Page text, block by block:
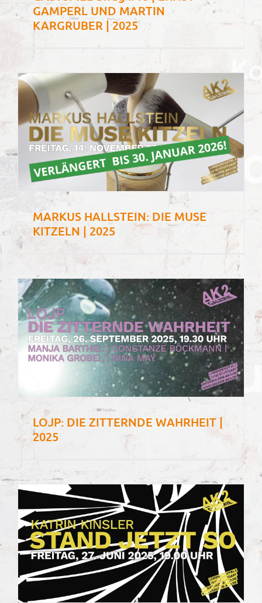
GAMPERL UND MARTIN
KARGRUBER | 2025
MARKUS HALLSTEIN: DIE MUSE
KITZELN | 2025
LOJP: DIE ZITTERNDE WAHRHEIT |
2025